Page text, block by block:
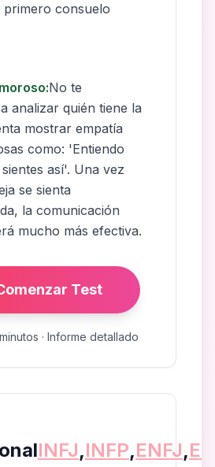
primero consuelo
No te
analizar quién tiene la
mostrar empatía
como: 'Entiendo
así'. Una vez
se sienta
la comunicación
mucho más efectiva.
Test
· Informe detallado
INFJ,INFP,ENFJ,